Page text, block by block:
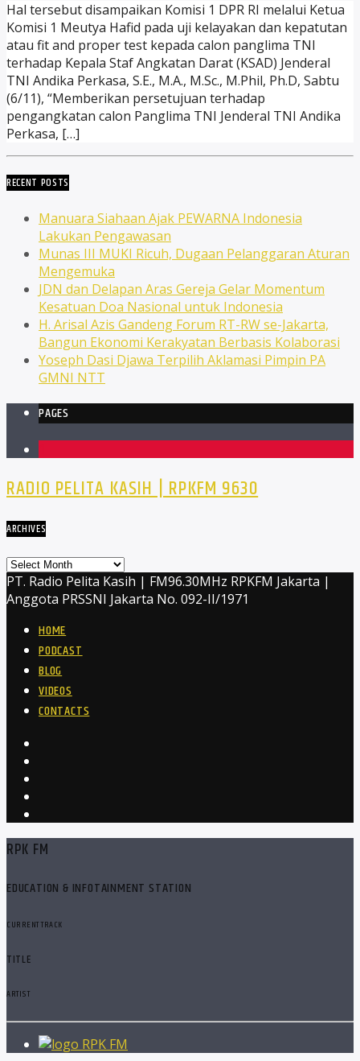
Hal tersebut disampaikan Komisi 1 DPR RI melalui Ketua
Komisi 1 Meutya Hafid pada uji kelayakan dan kepatutan
atau fit and proper test kepada calon panglima TNI
terhadap Kepala Staf Angkatan Darat (KSAD) Jenderal
TNI Andika Perkasa, S.E., M.A., M.Sc., M.Phil, Ph.D, Sabtu
(6/11), “Memberikan persetujuan terhadap
pengangkatan calon Panglima TNI Jenderal TNI Andika
Perkasa, […]
RECENT POSTS
Manuara Siahaan Ajak PEWARNA Indonesia
Lakukan Pengawasan
Munas III MUKI Ricuh, Dugaan Pelanggaran Aturan
Mengemuka
JDN dan Delapan Aras Gereja Gelar Momentum
Kesatuan Doa Nasional untuk Indonesia
H. Arisal Azis Gandeng Forum RT-RW se-Jakarta,
Bangun Ekonomi Kerakyatan Berbasis Kolaborasi
Yoseph Dasi Djawa Terpilih Aklamasi Pimpin PA
GMNI NTT
PAGES
RADIO PELITA KASIH | RPKFM 9630
ARCHIVES
Archives
PT. Radio Pelita Kasih | FM96.30MHz RPKFM Jakarta |
Anggota PRSSNI Jakarta No. 092-II/1971
HOME
PODCAST
BLOG
VIDEOS
CONTACTS
RPK FM
EDUCATION & INFOTAINMENT STATION
CURRENT TRACK
TITLE
ARTIST
RPK FM